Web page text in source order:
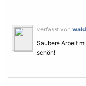
verfasst von
Saubere Arbeit
schön!